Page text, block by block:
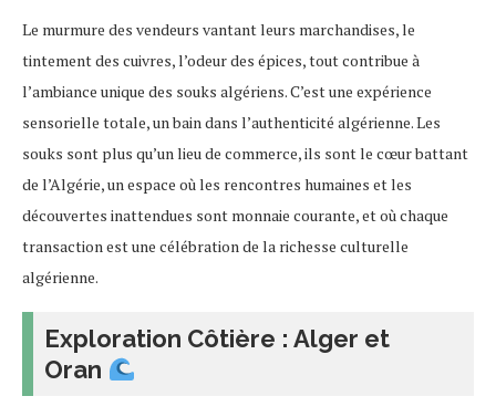
Le murmure des vendeurs vantant leurs marchandises, le
tintement des cuivres, l’odeur des épices, tout contribue à
l’ambiance unique des souks algériens. C’est une expérience
sensorielle totale, un bain dans l’authenticité algérienne. Les
souks sont plus qu’un lieu de commerce, ils sont le cœur battant
de l’Algérie, un espace où les rencontres humaines et les
découvertes inattendues sont monnaie courante, et où chaque
transaction est une célébration de la richesse culturelle
algérienne.
Exploration Côtière : Alger et
Oran